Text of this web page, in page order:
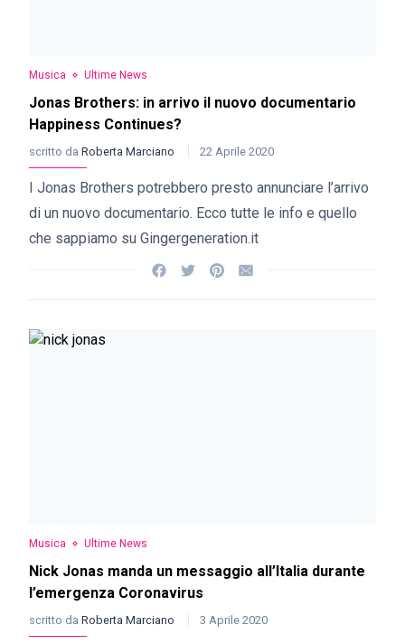
Musica Ultime News
Jonas Brothers: in arrivo il nuovo documentario
Happiness Continues?
scritto da Roberta Marciano 22 Aprile 2020
I Jonas Brothers potrebbero presto annunciare l’arrivo
di un nuovo documentario. Ecco tutte le info e quello
che sappiamo su Gingergeneration.it
Musica Ultime News
Nick Jonas manda un messaggio all’Italia durante
l’emergenza Coronavirus
scritto da Roberta Marciano 3 Aprile 2020